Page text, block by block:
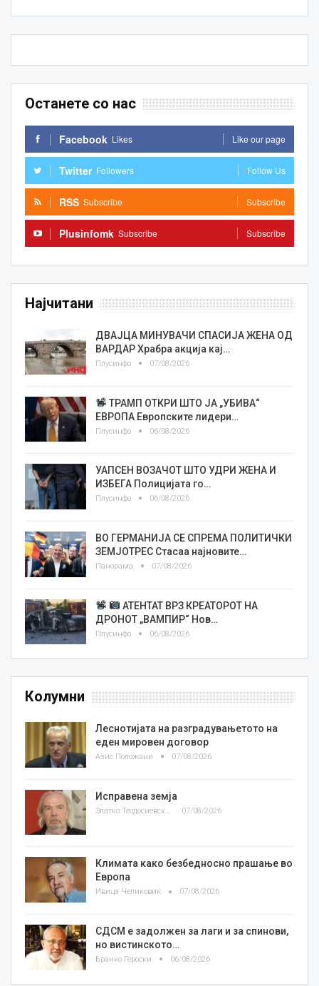
Останете со нас
Facebook Likes Like our page
Twitter Followers Follow Us
RSS Subscribe Subscribe
Plusinfomk Subscribe Subscribe
Најчитани
ДВАЈЦА МИНУВАЧИ СПАСИЈА ЖЕНА ОД
ВАРДАР Храбра акција кај…
Плусинфо 07/08/2026
ТРАМП ОТКРИ ШТО ЈА „УБИВА“
ЕВРОПА Европските лидери…
Плусинфо 06/08/2026
УАПСЕН ВОЗАЧОТ ШТО УДРИ ЖЕНА И
ИЗБЕГА Полицијата го…
Плусинфо 06/08/2026
ВО ГЕРМАНИЈА СЕ СПРЕМА ПОЛИТИЧКИ
ЗЕМЈОТРЕС Стасаа најновите…
Панорама 07/08/2026
АТЕНТАТ ВРЗ КРЕАТОРОТ НА
ДРОНОТ „ВАМПИР“ Нов…
Плусинфо 06/08/2026
Колумни
Леснотијата на разградувањетото на
еден мировен договор
Азис Положани 07/08/2026
Исправена земја
Златко Теодосиевски 07/08/2026
Климата како безбедносно прашање во
Европа
Ивица Челиковиќ 07/08/2026
СДСМ е задолжен за лаги и за спинови,
но вистинското…
Бранко Героски 06/08/2026